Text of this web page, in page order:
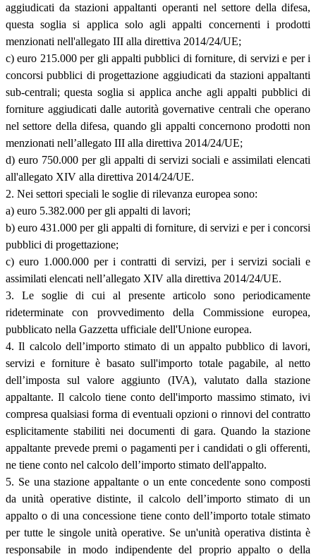
aggiudicati da stazioni appaltanti operanti nel settore della difesa,
questa soglia si applica solo agli appalti concernenti i prodotti
menzionati nell'allegato III alla direttiva 2014/24/UE;
c) euro 215.000 per gli appalti pubblici di forniture, di servizi e per i
concorsi pubblici di progettazione aggiudicati da stazioni appaltanti
sub-centrali; questa soglia si applica anche agli appalti pubblici di
forniture aggiudicati dalle autorità governative centrali che operano
nel settore della difesa, quando gli appalti concernono prodotti non
menzionati nell’allegato III alla direttiva 2014/24/UE;
d) euro 750.000 per gli appalti di servizi sociali e assimilati elencati
all'allegato XIV alla direttiva 2014/24/UE.
2. Nei settori speciali le soglie di rilevanza europea sono:
a) euro 5.382.000 per gli appalti di lavori;
b) euro 431.000 per gli appalti di forniture, di servizi e per i concorsi
pubblici di progettazione;
c) euro 1.000.000 per i contratti di servizi, per i servizi sociali e
assimilati elencati nell’allegato XIV alla direttiva 2014/24/UE.
3. Le soglie di cui al presente articolo sono periodicamente
rideterminate con provvedimento della Commissione europea,
pubblicato nella Gazzetta ufficiale dell'Unione europea.
4. Il calcolo dell’importo stimato di un appalto pubblico di lavori,
servizi e forniture è basato sull'importo totale pagabile, al netto
dell’imposta sul valore aggiunto (IVA), valutato dalla stazione
appaltante. Il calcolo tiene conto dell'importo massimo stimato, ivi
compresa qualsiasi forma di eventuali opzioni o rinnovi del contratto
esplicitamente stabiliti nei documenti di gara. Quando la stazione
appaltante prevede premi o pagamenti per i candidati o gli offerenti,
ne tiene conto nel calcolo dell’importo stimato dell'appalto.
5. Se una stazione appaltante o un ente concedente sono composti
da unità operative distinte, il calcolo dell’importo stimato di un
appalto o di una concessione tiene conto dell’importo totale stimato
per tutte le singole unità operative. Se un'unità operativa distinta è
responsabile in modo indipendente del proprio appalto o della